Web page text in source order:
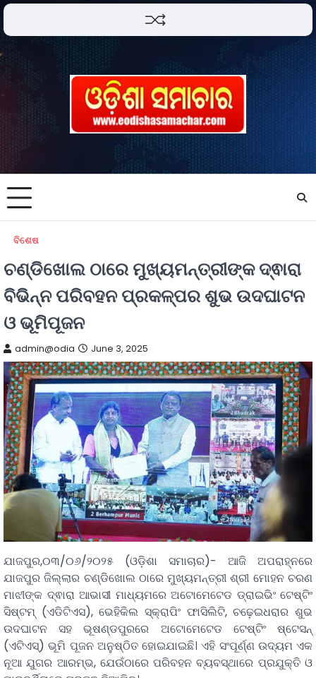
ବିଶେଷ
ଚଣ୍ଡିଖୋଲ ଠାରେ ମୁଖ୍ୟମନ୍ତ୍ରୀଙ୍କ ଦ୍ଵାରା
ବିଭିନ୍ନ ପରିବହନ ପ୍ରକଳ୍ପର ଶୁଭ ଉଦଘାଟନ
ଓ ଭୂମିପୂଜନ
admin@odia June 3, 2025
ଯାଜପୁର,୦୩/୦୬/୨୦୨୫ (ଓଡ଼ିଶା ସମାଚାର)- ଆଜି ଅପରାହ୍ନରେ
ଯାଜପୁର ଜିଲ୍ଲାର ଚଣ୍ଡିଖୋଲ ଠାରେ ମୁଖ୍ୟମନ୍ତ୍ରୀ ଶ୍ରୀ ମୋହନ ଚରଣ
ମାଝୀଙ୍କ ଦ୍ଵାରା ଆଭାସୀ ମାଧ୍ୟମରେ ଅଟୋମେଟେଡ ଡ୍ରାଇଭିଂ ଟେଷ୍ଟିଂ
ସିଷ୍ଟମ୍ (ଏଡିଟିଏସ), ଭେହିକିଲ ସ୍କ୍ରାପିଂ ଫାସିଲିଟି, ଚଢ଼େଇଧରାର ଶୁଭ
ଉଦଘାଟନ ସହ ଭୂଷଣ୍ଡପୁରରେ ଅଟୋମେଟେଡ ଟେଷ୍ଟିଂ ଷ୍ଟେସନ୍
(ଏଟିଏସ୍) ଭୂମି ପୂଜନ ଅନୁଷ୍ଠିତ ହୋଇଯାଇଛି। ଏହି ସଂପୂର୍ଣ୍ଣ ଉଦ୍ୟମ ଏକ
ନୂଆ ଯୁଗର ଆରମ୍ଭ, ଯେଉଁଠାରେ ପରିବହନ ବ୍ୟବସ୍ଥାରେ ପ୍ରଯୁକ୍ତି ଓ